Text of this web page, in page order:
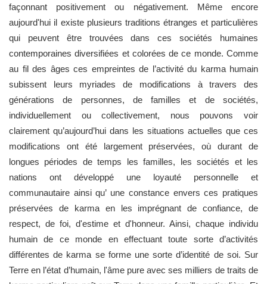
façonnant positivement ou négativement. Même encore
aujourd'hui il existe plusieurs traditions étranges et particulières
qui peuvent être trouvées dans ces sociétés humaines
contemporaines diversifiées et colorées de ce monde. Comme
au fil des âges ces empreintes de l’activité du karma humain
subissent leurs myriades de modifications à travers des
générations de personnes, de familles et de sociétés,
individuellement ou collectivement, nous pouvons voir
clairement qu’aujourd’hui dans les situations actuelles que ces
modifications ont été largement préservées, où durant de
longues périodes de temps les familles, les sociétés et les
nations ont développé une loyauté personnelle et
communautaire ainsi qu’ une constance envers ces pratiques
préservées de karma en les imprégnant de confiance, de
respect, de foi, d'estime et d'honneur. Ainsi, chaque individu
humain de ce monde en effectuant toute sorte d’activités
différentes de karma se forme une sorte d’identité de soi. Sur
Terre en l’état d’humain, l'âme pure avec ses milliers de traits de